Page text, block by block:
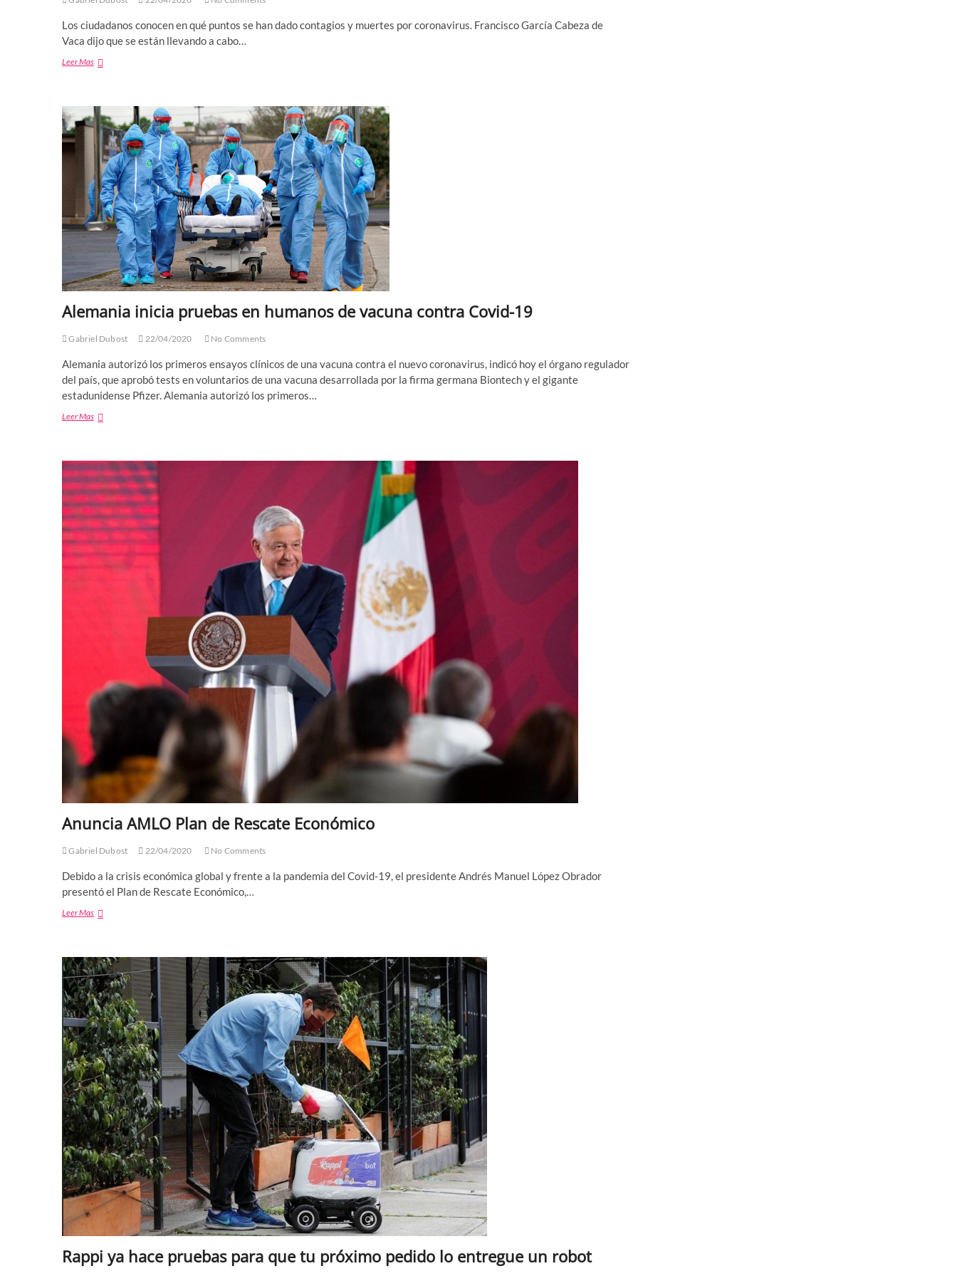
Los ciudadanos conocen en qué puntos se han dado contagios y muertes por coronavirus. Francisco García Cabeza de
Vaca dijo que se están llevando a cabo…
Leer MasTamaulipas
país
que
registra
casos
de
Covid-
19
en
tiempo
real
Alemania inicia pruebas en humanos de vacuna contra Covid-19
Gabriel Dubost 22/04/2020 No Comments
Alemania autorizó los primeros ensayos clínicos de una vacuna contra el nuevo coronavirus, indicó hoy el órgano regulador
del país, que aprobó tests en voluntarios de una vacuna desarrollada por la firma germana Biontech y el gigante
estadunidense Pfizer. Alemania autorizó los primeros…
Leer MasAlemania
humanos
de
vacuna
contra
Covid-
19
Anuncia AMLO Plan de Rescate Económico
Gabriel Dubost 22/04/2020 No Comments
Debido a la crisis económica global y frente a la pandemia del Covid-19, el presidente Andrés Manuel López Obrador
presentó el Plan de Rescate Económico,…
Leer MasAnuncia
Rescate
Económico
Rappi ya hace pruebas para que tu próximo pedido lo entregue un robot